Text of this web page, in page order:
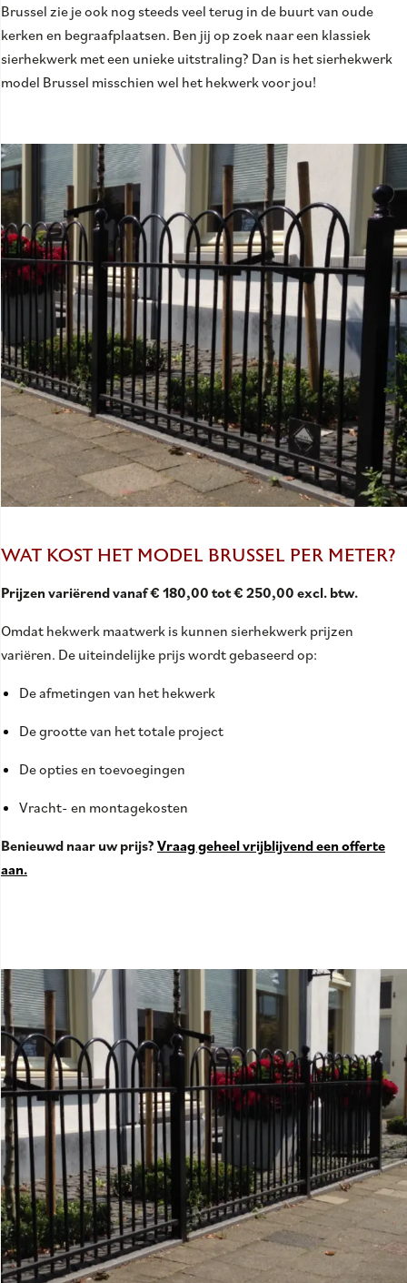
Brussel zie je ook nog steeds veel terug in de buurt van oude
kerken en begraafplaatsen. Ben jij op zoek naar een klassiek
sierhekwerk met een unieke uitstraling? Dan is het sierhekwerk
model Brussel misschien wel het hekwerk voor jou!
WAT KOST HET MODEL BRUSSEL PER METER?
Prijzen variërend vanaf € 180,00 tot € 250,00 excl. btw.
Omdat hekwerk maatwerk is kunnen sierhekwerk prijzen
variëren. De uiteindelijke prijs wordt gebaseerd op:
De afmetingen van het hekwerk
De grootte van het totale project
De opties en toevoegingen
Vracht- en montagekosten
Benieuwd naar uw prijs? Vraag geheel vrijblijvend een offerte
aan.